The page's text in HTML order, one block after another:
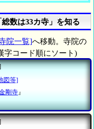
数は33カ寺」を知る
院一覧]へ移動。寺院の
字コード順にソート)
図等]
剛寺 』